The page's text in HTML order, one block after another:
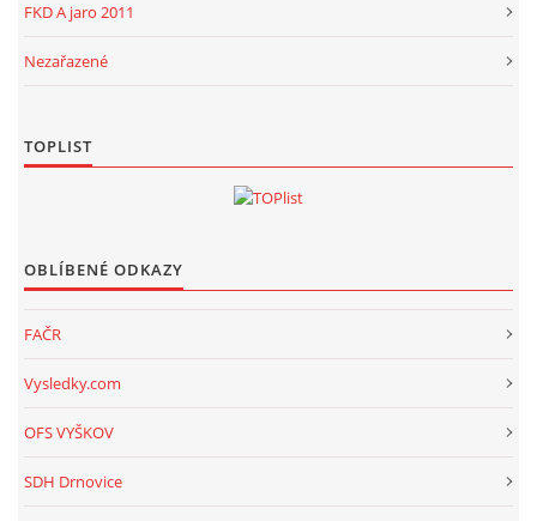
FKD A jaro 2011
Nezařazené
TOPLIST
OBLÍBENÉ ODKAZY
FAČR
Vysledky.com
OFS VYŠKOV
SDH Drnovice